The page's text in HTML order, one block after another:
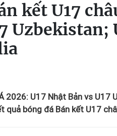
kết U17
Uzbekistan;
2026: U17 Nhật Bản vs U17
quả bóng đá Bán kết U17